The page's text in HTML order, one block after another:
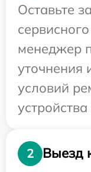
Оставьте
менеджер
уточнения
условий
2 Выезд